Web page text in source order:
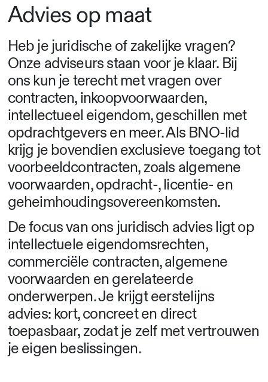
Advies op maat
Heb je juridische of zakelijke vragen?
Onze adviseurs staan voor je klaar. Bij
ons kun je terecht met vragen over
contracten, inkoopvoorwaarden,
intellectueel eigendom, geschillen met
opdrachtgevers en meer. Als BNO-lid
krijg je bovendien exclusieve toegang tot
voorbeeldcontracten, zoals algemene
voorwaarden, opdracht-, licentie- en
geheimhoudingsovereenkomsten.
De focus van ons juridisch advies ligt op
intellectuele eigendomsrechten,
commerciële contracten, algemene
voorwaarden en gerelateerde
onderwerpen. Je krijgt eerstelijns
advies: kort, concreet en direct
toepasbaar, zodat je zelf met vertrouwen
je eigen beslissingen.